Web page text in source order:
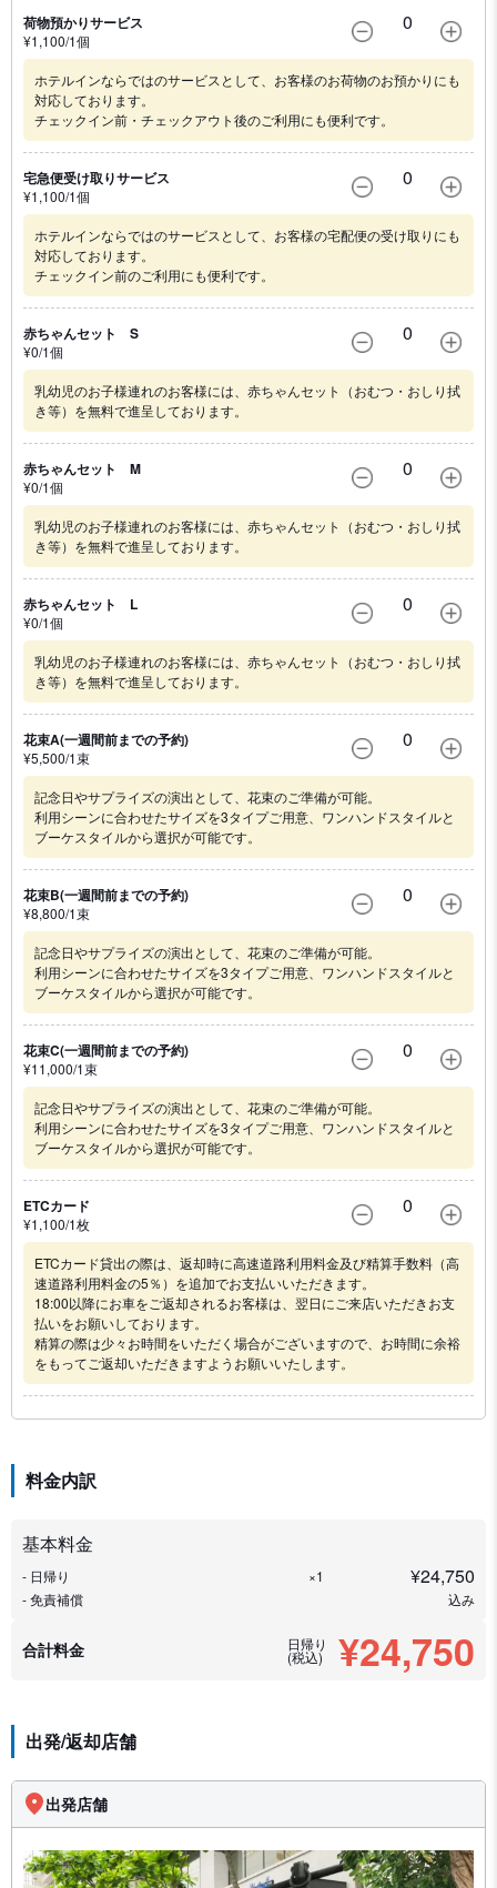
荷物預かりサービス
¥1,100/1個
0
ホテルインならではのサービスとして、お客様のお荷物のお預かりにも
対応しております。
チェックイン前・チェックアウト後のご利用にも便利です。
宅急便受け取りサービス
¥1,100/1個
0
ホテルインならではのサービスとして、お客様の宅配便の受け取りにも
対応しております。
チェックイン前のご利用にも便利です。
赤ちゃんセット S
¥0/1個
0
乳幼児のお子様連れのお客様には、赤ちゃんセット（おむつ・おしり拭
き等）を無料で進呈しております。
赤ちゃんセット M
¥0/1個
0
乳幼児のお子様連れのお客様には、赤ちゃんセット（おむつ・おしり拭
き等）を無料で進呈しております。
赤ちゃんセット L
¥0/1個
0
乳幼児のお子様連れのお客様には、赤ちゃんセット（おむつ・おしり拭
き等）を無料で進呈しております。
花束A(一週間前までの予約)
¥5,500/1束
0
記念日やサプライズの演出として、花束のご準備が可能。
利用シーンに合わせたサイズを3タイプご用意、ワンハンドスタイルと
ブーケスタイルから選択が可能です。
花束B(一週間前までの予約)
¥8,800/1束
0
記念日やサプライズの演出として、花束のご準備が可能。
利用シーンに合わせたサイズを3タイプご用意、ワンハンドスタイルと
ブーケスタイルから選択が可能です。
花束C(一週間前までの予約)
¥11,000/1束
0
記念日やサプライズの演出として、花束のご準備が可能。
利用シーンに合わせたサイズを3タイプご用意、ワンハンドスタイルと
ブーケスタイルから選択が可能です。
ETCカード
¥1,100/1枚
0
ETCカード貸出の際は、返却時に高速道路利用料金及び精算手数料（高
速道路利用料金の5％）を追加でお支払いいただきます。
18:00以降にお車をご返却されるお客様は、翌日にご来店いただきお支
払いをお願いしております。
精算の際は少々お時間をいただく場合がございますので、お時間に余裕
をもってご返却いただきますようお願いいたします。
料金内訳
基本料金
- 日帰り ×1 ¥24,750
- 免責補償 込み
合計料金 日帰り
(税込) ¥24,750
出発/返却店舗
出発店舗